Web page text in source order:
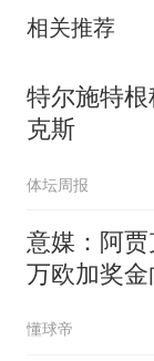
相关推荐
特尔施特
克斯
体坛周报
意媒：阿
万欧加奖金
懂球帝